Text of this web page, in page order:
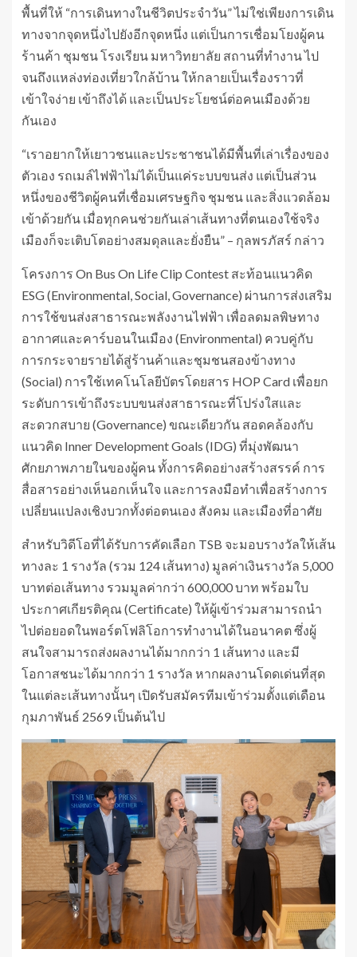
พื้นที่ให้ “การเดินทางในชีวิตประจำวัน” ไม่ใช่เพียงการเดิน
ทางจากจุดหนึ่งไปยังอีกจุดหนึ่ง แต่เป็นการเชื่อมโยงผู้คน
ร้านค้า ชุมชน โรงเรียน มหาวิทยาลัย สถานที่ทำงาน ไป
จนถึงแหล่งท่องเที่ยวใกล้บ้าน ให้กลายเป็นเรื่องราวที่
เข้าใจง่าย เข้าถึงได้ และเป็นประโยชน์ต่อคนเมืองด้วย
กันเอง
“เราอยากให้เยาวชนและประชาชนได้มีพื้นที่เล่าเรื่องของ
ตัวเอง รถเมล์ไฟฟ้าไม่ได้เป็นแค่ระบบขนส่ง แต่เป็นส่วน
หนึ่งของชีวิตผู้คนที่เชื่อมเศรษฐกิจ ชุมชน และสิ่งแวดล้อม
เข้าด้วยกัน เมื่อทุกคนช่วยกันเล่าเส้นทางที่ตนเองใช้จริง
เมืองก็จะเติบโตอย่างสมดุลและยั่งยืน” – กุลพรภัสร์ กล่าว
โครงการ On Bus On Life Clip Contest สะท้อนแนวคิด
ESG (Environmental, Social, Governance) ผ่านการส่งเสริม
การใช้ขนส่งสาธารณะพลังงานไฟฟ้า เพื่อลดมลพิษทาง
อากาศและคาร์บอนในเมือง (Environmental) ควบคู่กับ
การกระจายรายได้สู่ร้านค้าและชุมชนสองข้างทาง
(Social) การใช้เทคโนโลยีบัตรโดยสาร HOP Card เพื่อยก
ระดับการเข้าถึงระบบขนส่งสาธารณะที่โปร่งใสและ
สะดวกสบาย (Governance) ขณะเดียวกัน สอดคล้องกับ
แนวคิด Inner Development Goals (IDG) ที่มุ่งพัฒนา
ศักยภาพภายในของผู้คน ทั้งการคิดอย่างสร้างสรรค์ การ
สื่อสารอย่างเห็นอกเห็นใจ และการลงมือทำเพื่อสร้างการ
เปลี่ยนแปลงเชิงบวกทั้งต่อตนเอง สังคม และเมืองที่อาศัย
สำหรับวิดีโอที่ได้รับการคัดเลือก TSB จะมอบรางวัลให้เส้น
ทางละ 1 รางวัล (รวม 124 เส้นทาง) มูลค่าเงินรางวัล 5,000
บาทต่อเส้นทาง รวมมูลค่ากว่า 600,000 บาท พร้อมใบ
ประกาศเกียรติคุณ (Certificate) ให้ผู้เข้าร่วมสามารถนำ
ไปต่อยอดในพอร์ตโฟลิโอการทำงานได้ในอนาคต ซึ่งผู้
สนใจสามารถส่งผลงานได้มากกว่า 1 เส้นทาง และมี
โอกาสชนะได้มากกว่า 1 รางวัล หากผลงานโดดเด่นที่สุด
ในแต่ละเส้นทางนั้นๆ เปิดรับสมัครทีมเข้าร่วมตั้งแต่เดือน
กุมภาพันธ์ 2569 เป็นต้นไป